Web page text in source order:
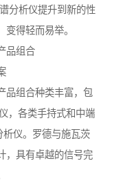
分析仪提升到新的性
得轻而易举。
品组合
品组合种类丰富，包
，各类手持式和中端
析仪。罗德与施瓦茨
，具有卓越的信号完